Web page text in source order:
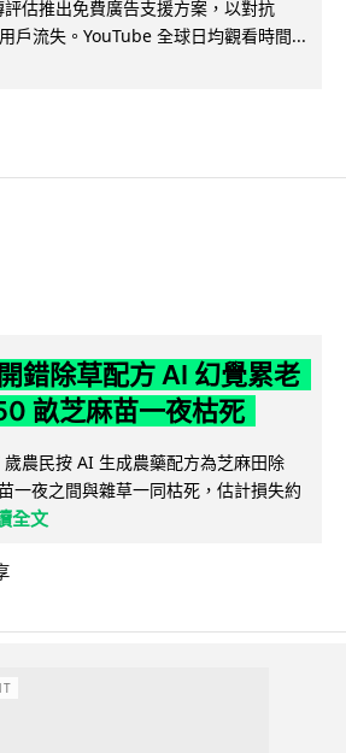
估推出免費廣告支援方案，以對抗
戶流失。YouTube 全球日均觀看時間...
錯除草配方 AI 幻覺累老
畝芝麻苗一夜枯死
農民按 AI 生成農藥配方為芝麻田除
一夜之間與雜草一同枯死，估計損失約
全文